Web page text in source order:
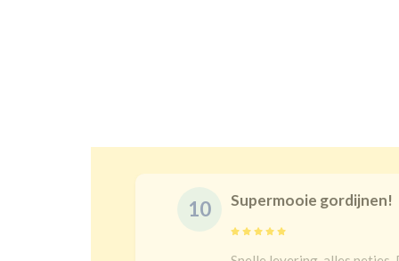
10 Prachtige